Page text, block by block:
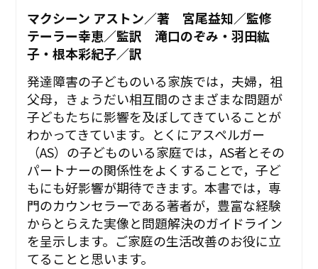
マクシーン アストン／著 宮尾益知／監修
テーラー幸恵／監訳 滝口のぞみ・羽田紘
子・根本彩紀子／訳
発達障害の子どものいる家族では，夫婦，祖
父母，きょうだい相互間のさまざまな問題が
子どもたちに影響を及ぼしてきていることが
わかってきています。とくにアスペルガー
（AS）の子どものいる家庭では，AS者とその
パートナーの関係性をよくすることで，子ど
もにも好影響が期待できます。本書では，専
門のカウンセラーである著者が，豊富な経験
からとらえた実像と問題解決のガイドライン
を呈示します。ご家庭の生活改善のお役に立
てることと思います。